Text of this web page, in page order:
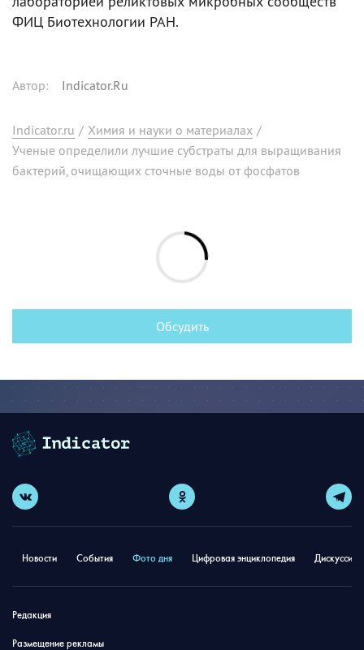
ФИЦ Биотехнологии РАН.
Автор: Indicator.Ru
Indicator.ru / Химия и науки о материалах /
Ученые определили лучшие субстраты для выращивания
бактерий, очищающих сточные воды от фосфатов
Обсудить
Новости События Фото дня Цифровая энциклопедия
Редакция
Размещение рекламы